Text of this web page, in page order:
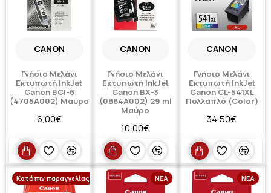
CANON
Γνήσιο Μελάνι
Εκτυπωτή InkJet
Canon BCI-6
(4705A002) Μαύρο
6,00€
CANON
Γνήσιο Μελάνι
Εκτυπωτή InkJet
Canon BX-3
(0884A002) 29 ml
Μαύρο
10,00€
CANON
Γνήσιο Μελάνι
Εκτυπωτή InkJet
Canon CL-541XL
Πολλαπλό (Color)
34,50€
Κατόπιν παραγγελίας ΝΈΑ ΝΈΑ